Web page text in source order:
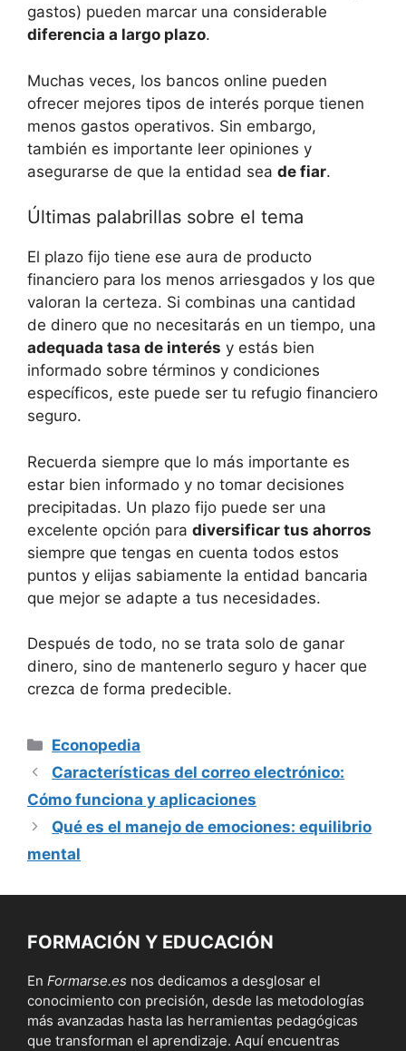
gastos) pueden marcar una considerable
diferencia a largo plazo.
Muchas veces, los bancos online pueden
ofrecer mejores tipos de interés porque tienen
menos gastos operativos. Sin embargo,
también es importante leer opiniones y
asegurarse de que la entidad sea de fiar.
Últimas palabrillas sobre el tema
El plazo fijo tiene ese aura de producto
financiero para los menos arriesgados y los que
valoran la certeza. Si combinas una cantidad
de dinero que no necesitarás en un tiempo, una
adequada tasa de interés y estás bien
informado sobre términos y condiciones
específicos, este puede ser tu refugio financiero
seguro.
Recuerda siempre que lo más importante es
estar bien informado y no tomar decisiones
precipitadas. Un plazo fijo puede ser una
excelente opción para diversificar tus ahorros
siempre que tengas en cuenta todos estos
puntos y elijas sabiamente la entidad bancaria
que mejor se adapte a tus necesidades.
Después de todo, no se trata solo de ganar
dinero, sino de mantenerlo seguro y hacer que
crezca de forma predecible.
Categorías
Econopedia
Características del correo electrónico:
Cómo funciona y aplicaciones
Qué es el manejo de emociones: equilibrio
mental
FORMACIÓN Y EDUCACIÓN
En Formarse.es nos dedicamos a desglosar el
conocimiento con precisión, desde las metodologías
más avanzadas hasta las herramientas pedagógicas
que transforman el aprendizaje. Aquí encuentras